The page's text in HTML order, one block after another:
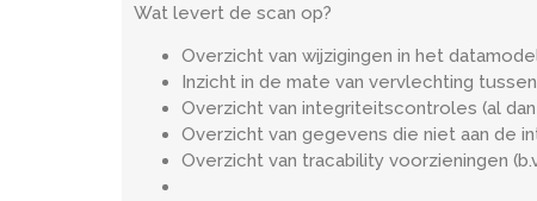
Wat levert de scan op?
Overzicht van wijzigingen in het
Inzicht in de mate van vervlechting
Overzicht van integriteitscontroles (al
Overzicht van gegevens die niet aan de
Overzicht van tracability voorzieningen